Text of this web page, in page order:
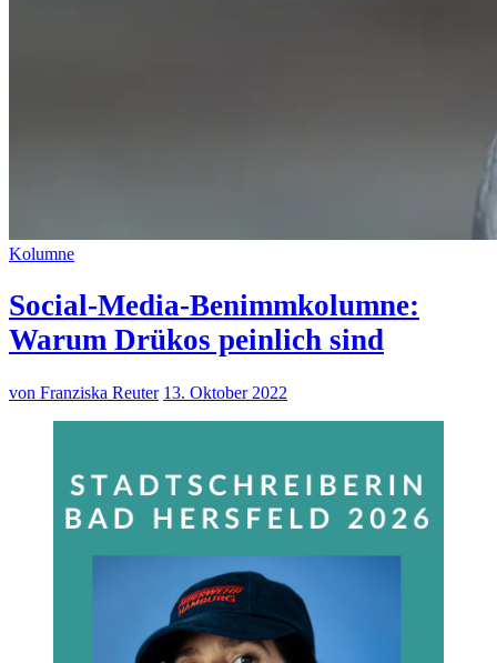
Kolumne
Social-Media-Benimmkolumne:
Warum Drükos peinlich sind
von Franziska Reuter 13. Oktober 2022